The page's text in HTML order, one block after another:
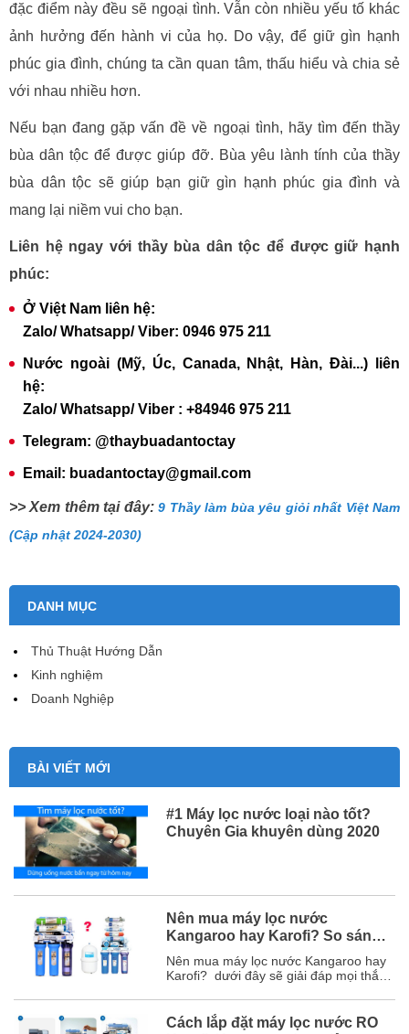
đặc điểm này đều sẽ ngoại tình. Vẫn còn nhiều yếu tố khác
ảnh hưởng đến hành vi của họ. Do vậy, để giữ gìn hạnh
phúc gia đình, chúng ta cần quan tâm, thấu hiểu và chia sẻ
với nhau nhiều hơn.
Nếu bạn đang gặp vấn đề về ngoại tình, hãy tìm đến thầy
bùa dân tộc để được giúp đỡ. Bùa yêu lành tính của thầy
bùa dân tộc sẽ giúp bạn giữ gìn hạnh phúc gia đình và
mang lại niềm vui cho bạn.
Liên hệ ngay với thầy bùa dân tộc để được giữ hạnh
phúc:
Ở Việt Nam liên hệ:
Zalo/ Whatsapp/ Viber: 0946 975 211
Nước ngoài (Mỹ, Úc, Canada, Nhật, Hàn, Đài...) liên
hệ:
Zalo/ Whatsapp/ Viber : +84946 975 211
Telegram: @thaybuadantoctay
Email: buadantoctay@gmail.com
>> Xem thêm tại đây:9 Thầy làm bùa yêu giỏi nhất Việt Nam
(Cập nhật 2024-2030)
DANH MỤC
Thủ Thuật Hướng Dẫn
Kinh nghiệm
Doanh Nghiệp
BÀI VIẾT MỚI
#1 Máy lọc nước loại nào tốt?
Chuyên Gia khuyên dùng 2020
Nên mua máy lọc nước
Kangaroo hay Karofi? So sánh
chi tiết
Nên mua máy lọc nước Kangaroo hay
Karofi? dưới đây sẽ giải đáp mọi thắc
này, bạn sẽ chọn được hãng máy lọc
nước phù hợp với mình. Mục lục 1. So
Cách lắp đặt máy lọc nước RO